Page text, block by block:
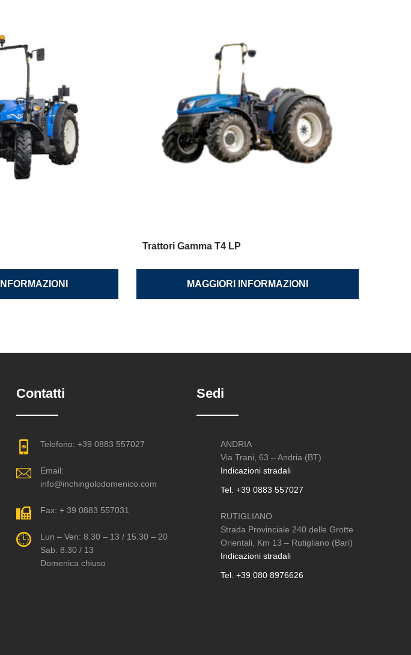
Trattori Gamma T4 LP
MAGGIORI INFORMAZIONI
Contatti
Telefono: +39 0883 557027
Email:
info@inchingolodomenico.com
Fax: + 39 0883 557031
Lun – Ven: 8.30 – 13 / 15.30 – 20
Sab: 8.30 / 13
Domenica chiuso
Sedi
ANDRIA
Via Trani, 63 – Andria (BT)
Indicazioni stradali
Tel. +39 0883 557027
RUTIGLIANO
Strada Provinciale 240 delle Grotte
Orientali, Km 13 – Rutigliano (Bari)
Indicazioni stradali
Tel. +39 080 8976626